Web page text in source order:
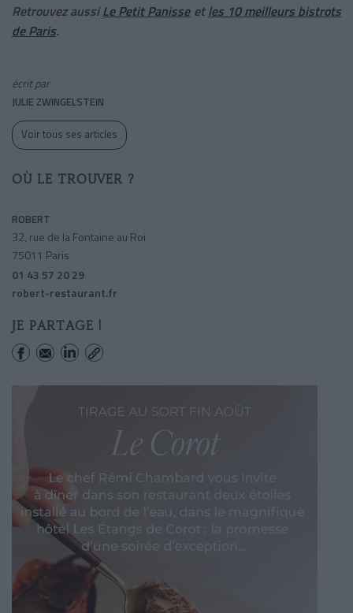
Retrouvez aussi Le Petit Panisse et les 10 meilleurs bistrots
de Paris.
écrit par
JULIE ZWINGELSTEIN
Voir tous ses articles
OÙ LE TROUVER ?
ROBERT
32, rue de la Fontaine au Roi
75011 Paris
01 43 57 20 29
robert-restaurant.fr
JE PARTAGE !